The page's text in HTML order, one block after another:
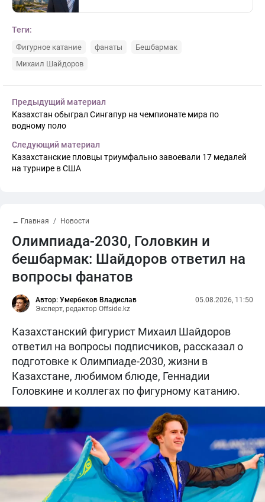
Теги:
Фигурное катание фанаты
Бешбармак
Михаил Шайдоров
Предыдущий материал
Казахстан обыграл Сингапур на чемпионате мира по
водному поло
Следующий материал
Казахстанские пловцы триумфально завоевали 17 медалей
на турнире в США
← Главная Новости
Олимпиада-2030, Головкин и
бешбармак: Шайдоров ответил на
вопросы фанатов
Автор: Умербеков Владислав
Эксперт, редактор Offside.kz
05.08.2026, 11:50
Казахстанский фигурист Михаил Шайдоров
ответил на вопросы подписчиков, рассказал о
подготовке к Олимпиаде-2030, жизни в
Казахстане, любимом блюде, Геннадии
Головкине и коллегах по фигурному катанию.